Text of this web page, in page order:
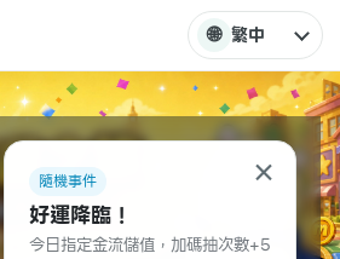
🌐 繁中
×
隨機事件
好運降臨！
今日指定金流儲值，加碼抽次數+5